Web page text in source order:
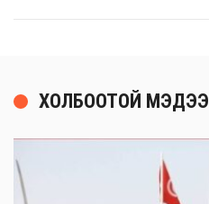
ХОЛБООТОЙ МЭДЭЭ